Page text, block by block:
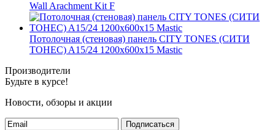
Wall Arachment Kit F
Потолочная (стеновая) панель CITY TONES (CИТИ
ТОНЕС) A15/24 1200x600x15 Mastic
Производители
Будьте в курсе!
Новости, обзоры и акции
Подписаться